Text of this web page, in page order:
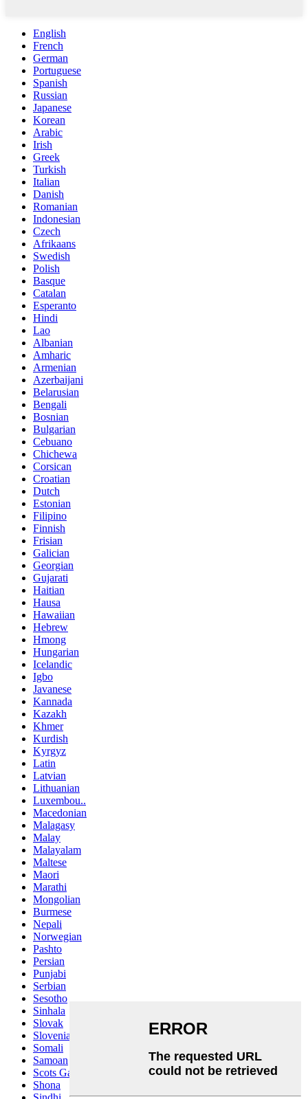
English
French
German
Portuguese
Spanish
Russian
Japanese
Korean
Arabic
Irish
Greek
Turkish
Italian
Danish
Romanian
Indonesian
Czech
Afrikaans
Swedish
Polish
Basque
Catalan
Esperanto
Hindi
Lao
Albanian
Amharic
Armenian
Azerbaijani
Belarusian
Bengali
Bosnian
Bulgarian
Cebuano
Chichewa
Corsican
Croatian
Dutch
Estonian
Filipino
Finnish
Frisian
Galician
Georgian
Gujarati
Haitian
Hausa
Hawaiian
Hebrew
Hmong
Hungarian
Icelandic
Igbo
Javanese
Kannada
Kazakh
Khmer
Kurdish
Kyrgyz
Latin
Latvian
Lithuanian
Luxembou..
Macedonian
Malagasy
Malay
Malayalam
Maltese
Maori
Marathi
Mongolian
Burmese
Nepali
Norwegian
Pashto
Persian
Punjabi
Serbian
Sesotho
Sinhala
Slovak
Slovenian
Somali
Samoan
Scots Gaelic
Shona